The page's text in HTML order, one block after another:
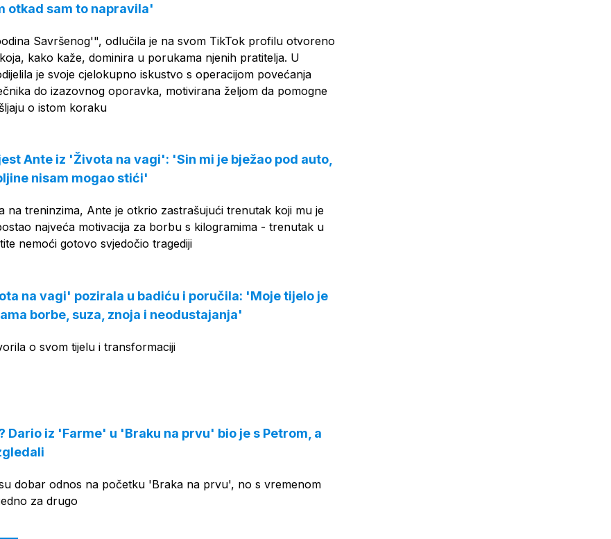
otkad sam to napravila'
Savršenog'", odlučila je na svom TikTok profilu otvoreno
kako kaže, dominira u porukama njenih pratitelja. U
je svoje cjelokupno iskustvo s operacijom povećanja
do izazovnog oporavka, motivirana željom da pomogne
o istom koraku
Ante iz 'Života na vagi': 'Sin mi je bježao pod auto,
nisam mogao stići'
na treninzima, Ante je otkrio zastrašujući trenutak koji mu je
najveća motivacija za borbu s kilogramima - trenutak u
nemoći gotovo svjedočio tragediji
na vagi' pozirala u badiću i poručila: 'Moje tijelo je
borbe, suza, znoja i neodustajanja'
o svom tijelu i transformaciji
Dario iz 'Farme' u 'Braku na prvu' bio je s Petrom, a
dobar odnos na početku 'Braka na prvu', no s vremenom
za drugo